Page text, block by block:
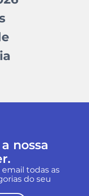
nossa
todas as
do seu